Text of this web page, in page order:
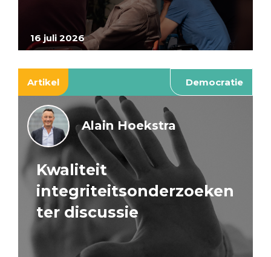
16 juli 2026
Artikel Democratie
Alain Hoekstra
Kwaliteit
integriteitsonderzoeken
ter discussie